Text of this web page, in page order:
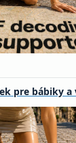
pre bábiky a